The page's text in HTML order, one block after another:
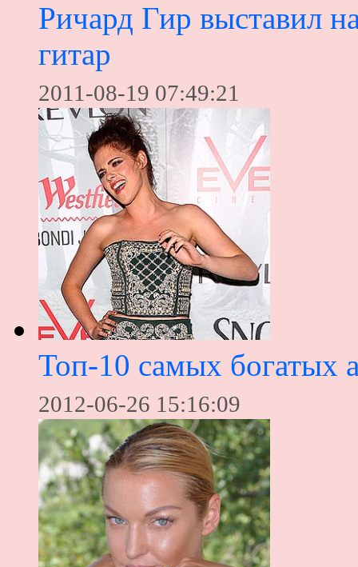
Ричард Гир выставил
гитар
2011-08-19 07:49:21
Топ-10 самых богатых
2012-06-26 15:16:09